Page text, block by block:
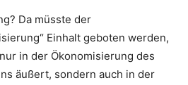
Da müsste der
Einhalt geboten werden,
in der Ökonomisierung des
äußert, sondern auch in der